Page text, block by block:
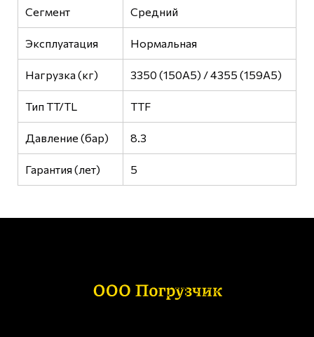
Сегмент Средний
Эксплуатация Нормальная
Нагрузка (кг) 3350 (150A5) / 4355 (159A5)
Тип TT/TL TTF
Давление (бар) 8.3
Гарантия (лет) 5